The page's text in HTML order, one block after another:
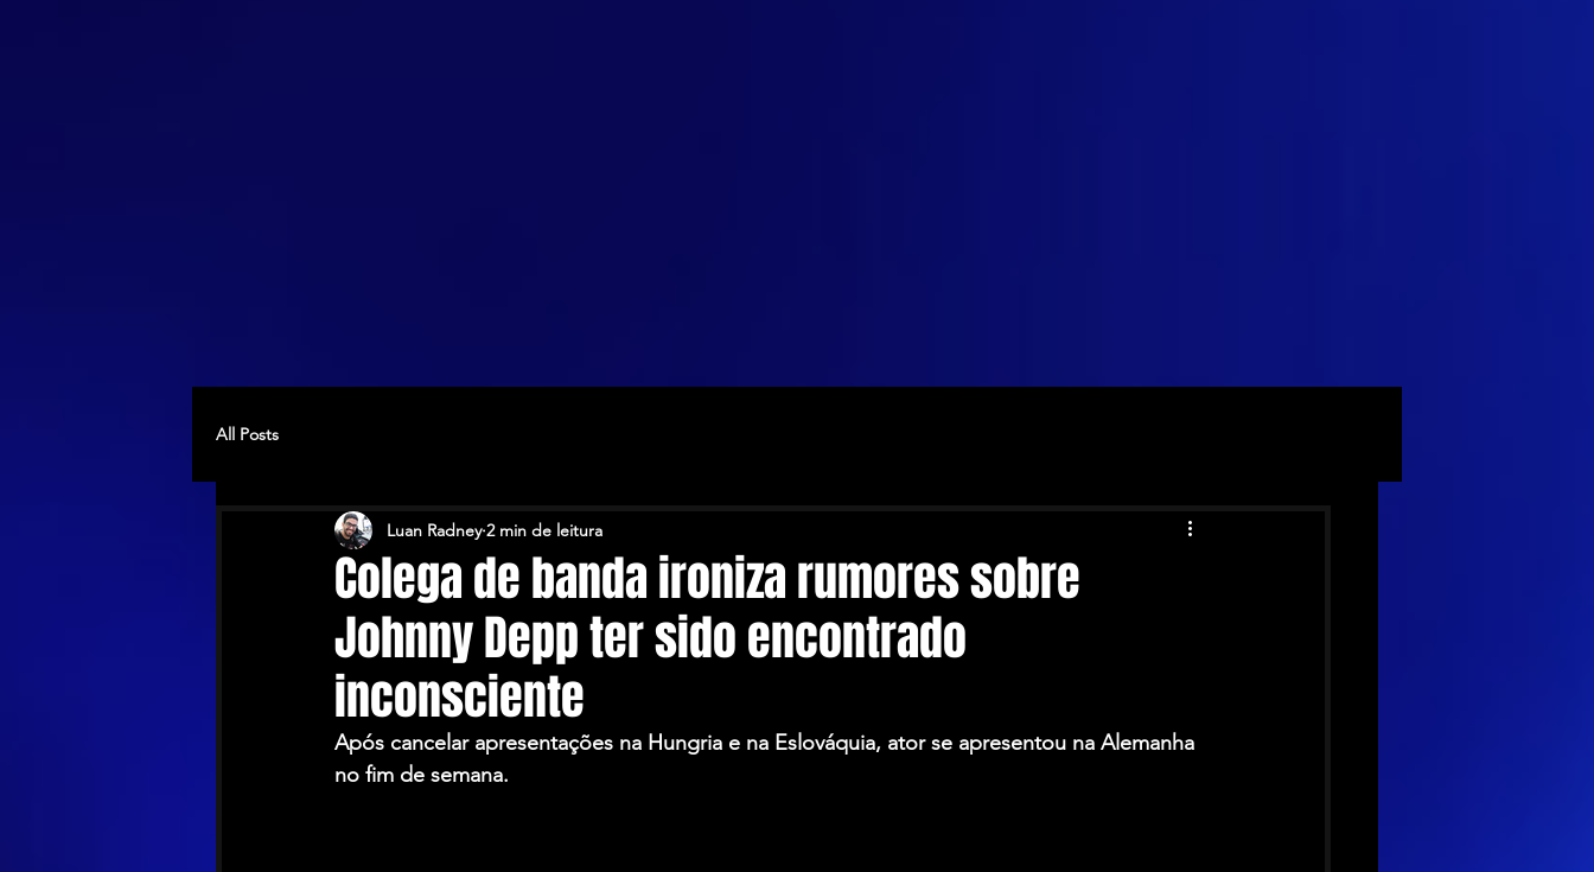
All Posts
Colega de banda ironiza rumores sobre
Johnny Depp ter sido encontrado
inconsciente
Luan Radney 2 min de leitura
Após cancelar apresentações na Hungria e na Eslováquia, ator se apresentou na Alemanha
no fim de semana.